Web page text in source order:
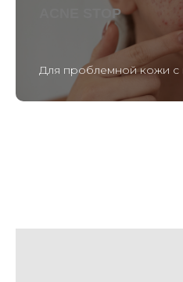
ACNE STOP
Для проблемной кожи с